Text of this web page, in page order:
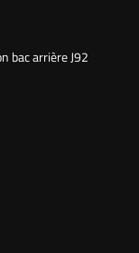
bac arrière J92